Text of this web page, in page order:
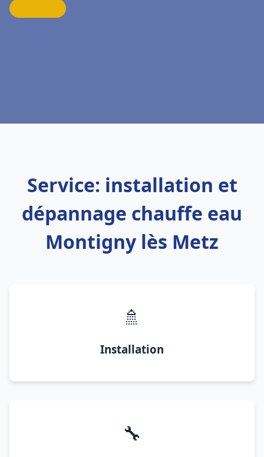
Service: installation et
dépannage chauffe eau
Montigny lès Metz
🚿
Installation
🔧